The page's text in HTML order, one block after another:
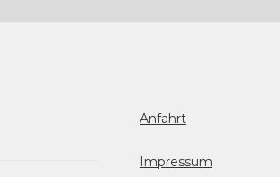
Anfahrt
Impressum